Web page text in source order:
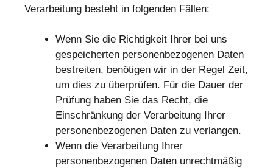
Verarbeitung besteht in folgenden Fällen:
Wenn Sie die Richtigkeit Ihrer bei uns
gespeicherten personenbezogenen Daten
bestreiten, benötigen wir in der Regel Zeit,
um dies zu überprüfen. Für die Dauer der
Prüfung haben Sie das Recht, die
Einschränkung der Verarbeitung Ihrer
personenbezogenen Daten zu verlangen.
Wenn die Verarbeitung Ihrer
personenbezogenen Daten unrechtmäßig